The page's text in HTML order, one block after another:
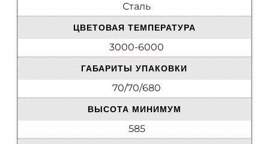
Сталь
ЦВЕТОВАЯ ТЕМПЕРАТУРА
3000-6000
ГАБАРИТЫ УПАКОВКИ
70/70/680
ВЫСОТА МИНИМУМ
585